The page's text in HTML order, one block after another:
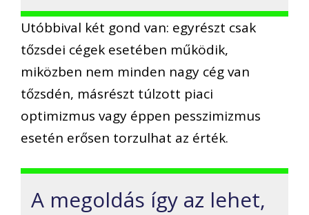
Utóbbival két gond van: egyrészt csak
tőzsdei cégek esetében működik,
miközben nem minden nagy cég van
tőzsdén, másrészt túlzott piaci
optimizmus vagy éppen pesszimizmus
esetén erősen torzulhat az érték.
A megoldás így az lehet,